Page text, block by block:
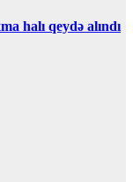
halı qeydə alındı